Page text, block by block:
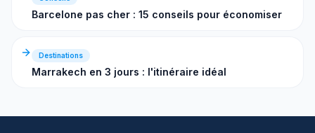
Barcelone pas cher : 15 conseils pour économiser
Destinations
Marrakech en 3 jours : l'itinéraire idéal